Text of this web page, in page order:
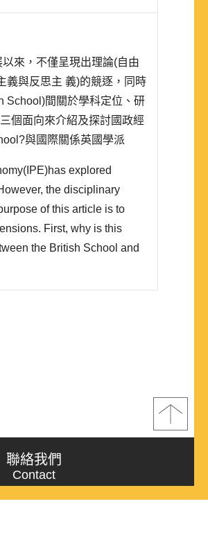
來，不僅呈現出理論(自由
義與反思主 義)的競逐，同時
School)間關於學科定位、研
個面向來介紹及探討國政經
與國際關係英國學派
explored
the disciplinary
of this article is to
First, why is this
the British School and
聯絡我們
Contact